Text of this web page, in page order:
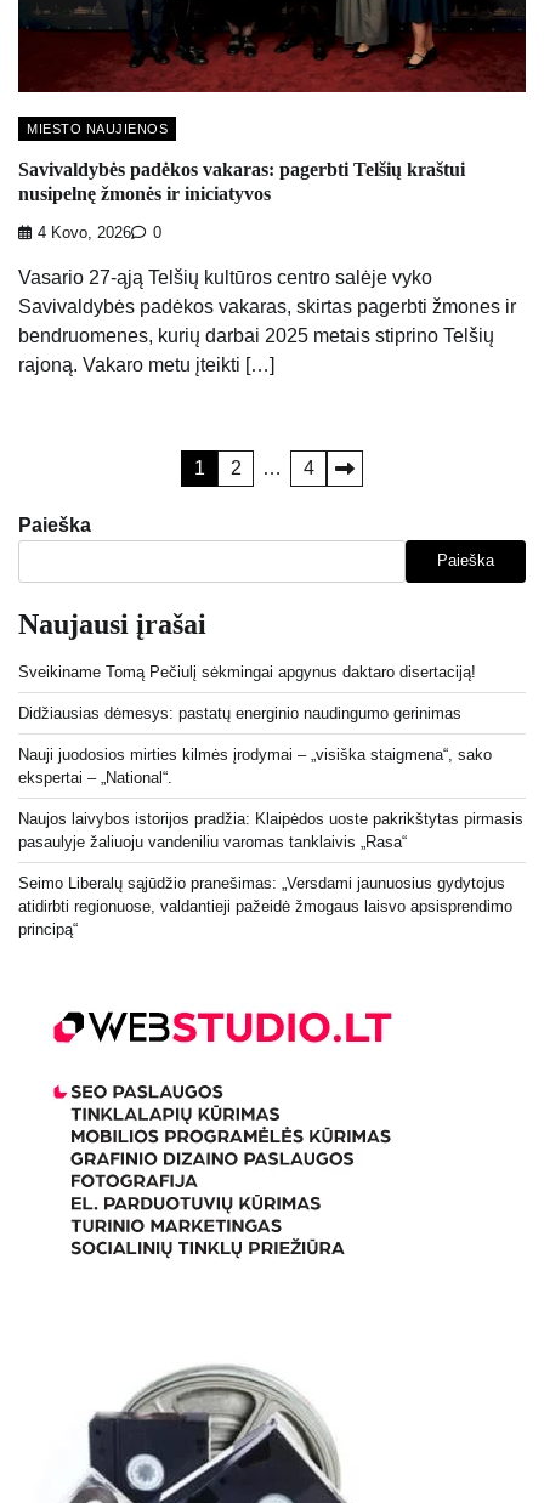
MIESTO NAUJIENOS
Savivaldybės padėkos vakaras: pagerbti Telšių kraštui
nusipelnę žmonės ir iniciatyvos
4 Kovo, 2026 0
Vasario 27-ąją Telšių kultūros centro salėje vyko
Savivaldybės padėkos vakaras, skirtas pagerbti žmones ir
bendruomenes, kurių darbai 2025 metais stiprino Telšių
rajoną. Vakaro metu įteikti […]
puslapiavimas
1 2 … 4
Paieška
Paieška
Naujausi įrašai
Sveikiname Tomą Pečiulį sėkmingai apgynus daktaro disertaciją!
Didžiausias dėmesys: pastatų energinio naudingumo gerinimas
Nauji juodosios mirties kilmės įrodymai – „visiška staigmena“, sako
ekspertai – „National“.
Naujos laivybos istorijos pradžia: Klaipėdos uoste pakrikštytas pirmasis
pasaulyje žaliuoju vandeniliu varomas tanklaivis „Rasa“
Seimo Liberalų sąjūdžio pranešimas: „Versdami jaunuosius gydytojus
atidirbti regionuose, valdantieji pažeidė žmogaus laisvo apsisprendimo
principą“